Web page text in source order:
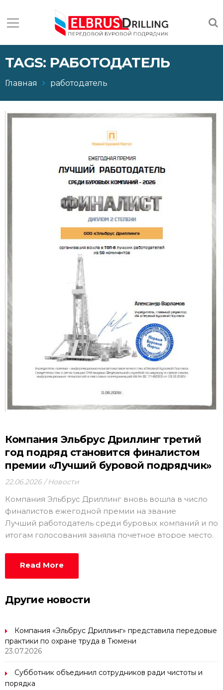
TAGS: РАБОТОДАТЕЛЬ
Главная работодатель
Компания Эльбрус Дриллинг третий
год подряд становится финалистом
премии «Лучший буровой подрядчик»
22.06.2026 Новости
Компания Эльбрус Дриллинг вновь вошла в число
финалистов ежегодной премии на звание
Лучший работодатель среди буровых компаний и по
итогам голосования заняла почетное второе место.
Read More
Другие новости
Компания «Эльбрус Дриллинг» представила передовые
практики по охране труда в Тюмени
23.07.2026
Субботник объединил сотрудников ради чистоты и
порядка